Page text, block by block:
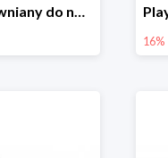
Playtive Tablet drewniany do nauki, interaktywny
16%